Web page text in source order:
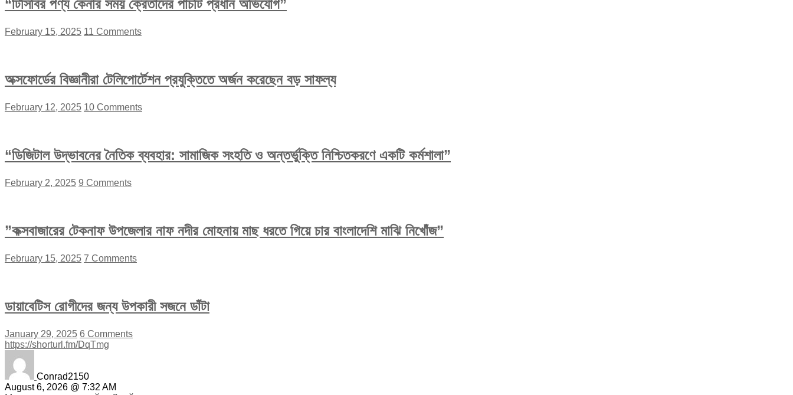
“টিসিবির পণ্য কেনার সময় ক্রেতাদের পাঁচটি প্রধান অভিযোগ”
February 15, 2025 11 Comments
অক্সফোর্ডের বিজ্ঞানীরা টেলিপোর্টেশন প্রযুক্তিতে অর্জন করেছেন বড় সাফল্য
February 12, 2025 10 Comments
“ডিজিটাল উদ্ভাবনের নৈতিক ব্যবহার: সামাজিক সংহতি ও অন্তর্ভুক্তি নিশ্চিতকরণে একটি কর্মশালা”
February 2, 2025 9 Comments
”কক্সবাজারের টেকনাফ উপজেলার নাফ নদীর মোহনায় মাছ ধরতে গিয়ে চার বাংলাদেশি মাঝি নিখোঁজ”
February 15, 2025 7 Comments
ডায়াবেটিস রোগীদের জন্য উপকারী সজনে ডাঁটা
January 29, 2025 6 Comments
https://shorturl.fm/DqTmg
Conrad2150
August 6, 2026 @ 7:32 AM